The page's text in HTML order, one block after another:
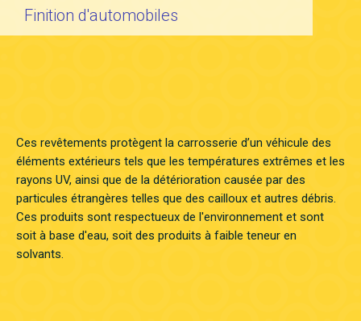
Finition d'automobiles
Ces revêtements protègent la carrosserie d’un véhicule des
éléments extérieurs tels que les températures extrêmes et les
rayons UV, ainsi que de la détérioration causée par des
particules étrangères telles que des cailloux et autres débris.
Ces produits sont respectueux de l'environnement et sont
soit à base d'eau, soit des produits à faible teneur en
solvants.